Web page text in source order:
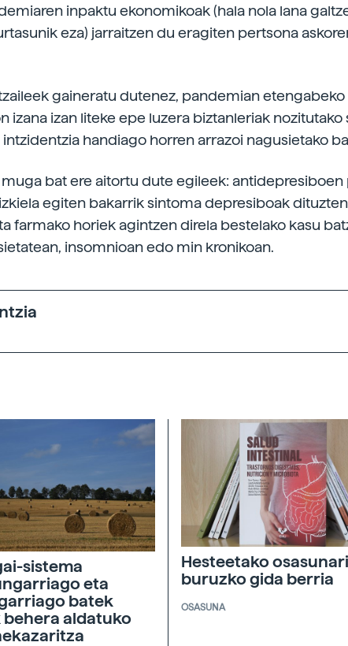
inpaktu ekonomikoak (hala nola lana
eza) jarraitzen du eragiten pertsona
gaineratu dutenez, pandemian etengabeko
izana izan liteke epe luzera biztanleriak nozitutako
handiago horren arrazoi nagusietako
bat ere aitortu dute egileek: antidepresiboen
egiten bakarrik sintoma depresiboak dituzten
farmako horiek agintzen direla bestelako kasu
insomnioan edo min kronikoan.
sistema
eta
batek
aldatuko
Hesteetako osasunari
buruzko gida berria
OSASUNA